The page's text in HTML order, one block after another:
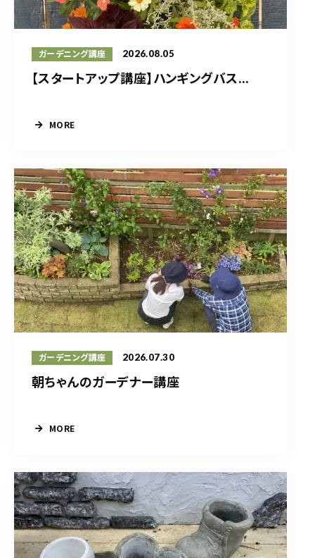
ガーデニング講座 2026.08.05
【スタートアップ講座】ハンギングバス...
MORE
ガーデニング講座 2026.07.30
朝ちゃんのガーデナー講座
MORE